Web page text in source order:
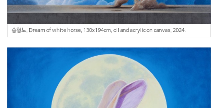
송형노, Dream of white horse, 130x194cm, oil and acrylic on canvas, 2024.